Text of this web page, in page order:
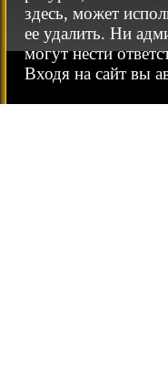
здесь, может
ее удалить. Ни
могут нести
Входя на сайт вы